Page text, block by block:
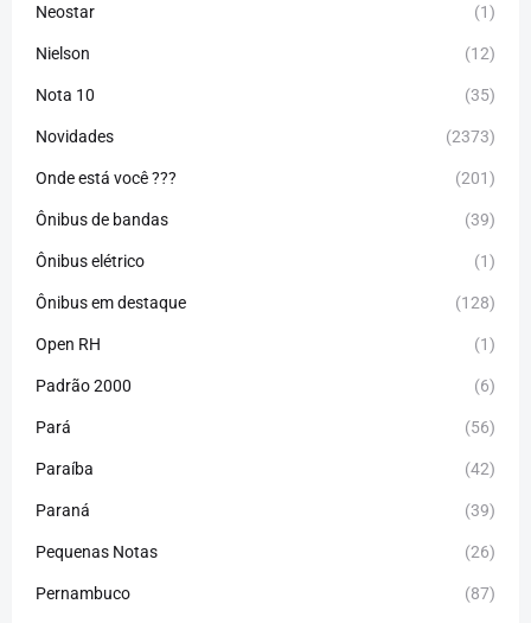
Neostar (1)
Nielson (12)
Nota 10 (35)
Novidades (2373)
Onde está você ??? (201)
Ônibus de bandas (39)
Ônibus elétrico (1)
Ônibus em destaque (128)
Open RH (1)
Padrão 2000 (6)
Pará (56)
Paraíba (42)
Paraná (39)
Pequenas Notas (26)
Pernambuco (87)